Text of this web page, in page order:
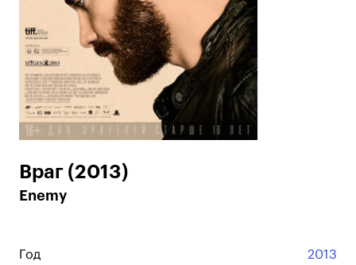
Враг (2013)
Enemy
Год 2013